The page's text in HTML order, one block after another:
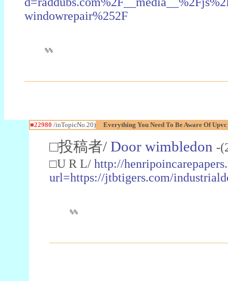
windowrepair%252F
%%
■22980 /inTopicNo.20) Everything You Need To Be Aware Of
□投稿者/ Door wimbledon -
□U R L/ http://
url=https://jtbtigers.com/
%%